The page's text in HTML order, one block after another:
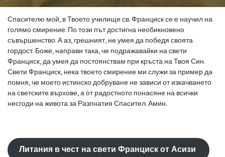
на
християнското
благовестие.
Спасителю мой, в Твоето училище св. Франциск се е научил на
голямо смирение. По този път достигна необикновено
съвършенство. А аз, грешният, не умея да победя своята
гордост. Боже, направи така, че подражавайки на свети
Франциск, да умея да постоянствам при кръста на Твоя Син.
Свети Франциск, нека твоето смирение ми служи за пример да
помня, че моето истинско добруване не зависи от изкачването
на светските върхове, а от радостното понасяне на всички
несгоди на живота за Разпнатия Спасител. Амин.
Литания в чест на свети Франциск от Асизи